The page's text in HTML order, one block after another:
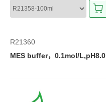
R21360
MES buffer，0.1mol/L,pH8.0